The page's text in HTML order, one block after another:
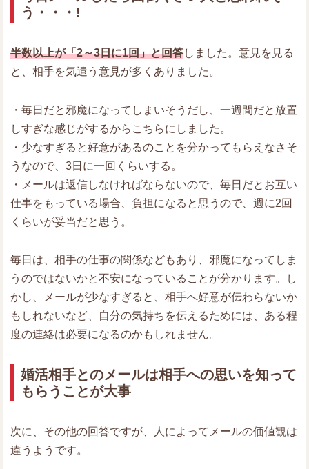
う・・・!
半数以上が「2～3日に1回」と回答しました。意見を見る
と、相手を気遣う意見が多くありました。
・毎日だと邪魔になってしまいそうだし、一週間だと放置
しすぎな感じがするからこちらにしました。
・少なすぎると好意があるのことを分かってもらえなさそ
うなので、3日に一回くらいする。
・メールは返信しなければならないので、毎日だとお互い
仕事をもっている場合、負担になると思うので、週に2回
くらいが妥当だと思う。
毎日は、相手の仕事の関係などもあり、邪魔になってしま
うのではないかと不安になっていることが分かります。し
かし、メールが少なすぎると、相手へ好意が伝わらないか
もしれないなど、自分の気持ちを伝えるためには、ある程
度の連絡は必要になるのかもしれません。
婚活相手とのメールは相手への思いを知って
もらうことが大事
次に、その他の回答ですが、人によってメールの価値観は
違うようです。